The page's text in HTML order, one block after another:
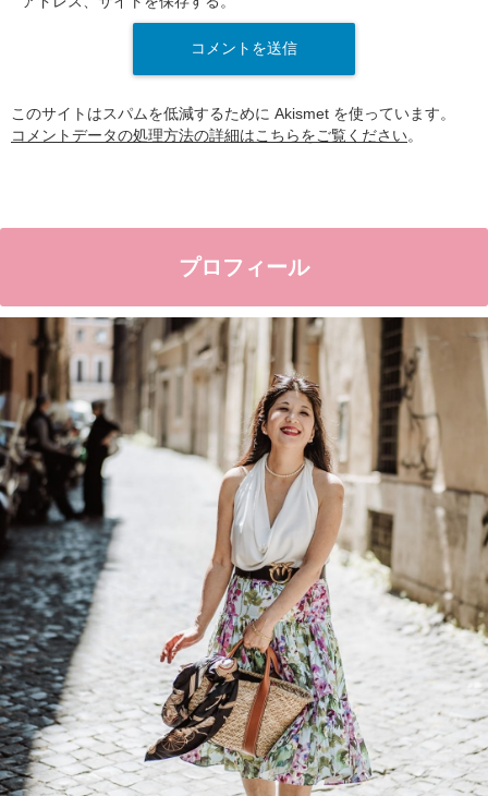
このサイトはスパムを低減するために Akismet を使っています。
コメントデータの処理方法の詳細はこちらをご覧ください。
プロフィール